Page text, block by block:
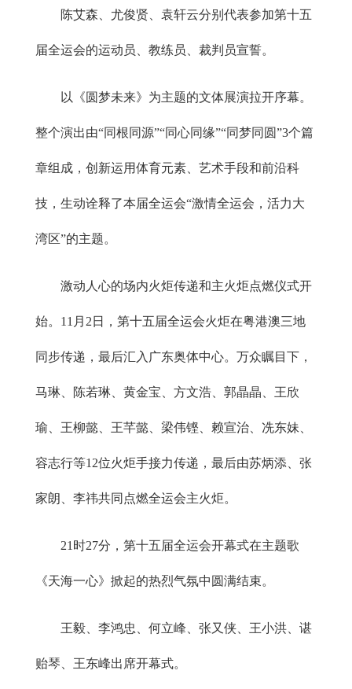
陈艾森、尤俊贤、袁轩云分别代表参加第十五
届全运会的运动员、教练员、裁判员宣誓。
以《圆梦未来》为主题的文体展演拉开序幕。
整个演出由“同根同源”“同心同缘”“同梦同圆”3个篇
章组成，创新运用体育元素、艺术手段和前沿科
技，生动诠释了本届全运会“激情全运会，活力大
湾区”的主题。
激动人心的场内火炬传递和主火炬点燃仪式开
始。11月2日，第十五届全运会火炬在粤港澳三地
同步传递，最后汇入广东奥体中心。万众瞩目下，
马琳、陈若琳、黄金宝、方文浩、郭晶晶、王欣
瑜、王柳懿、王芊懿、梁伟铿、赖宣治、冼东妹、
容志行等12位火炬手接力传递，最后由苏炳添、张
家朗、李祎共同点燃全运会主火炬。
21时27分，第十五届全运会开幕式在主题歌
《天海一心》掀起的热烈气氛中圆满结束。
王毅、李鸿忠、何立峰、张又侠、王小洪、谌
贻琴、王东峰出席开幕式。